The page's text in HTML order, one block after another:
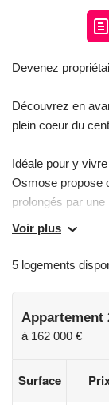
Devenez
Découvrez en
plein coeur du
Idéale pour y
Osmose propose
prolongés par
le tramway au
commercial Saint-
se trouve à
et central.
Conçue pour le
Voir plus
5 logements
Appartement
à 162 000 €
Surface